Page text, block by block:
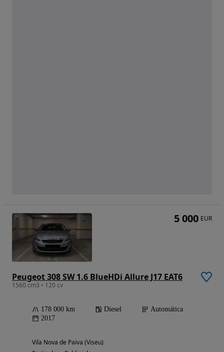
Peugeot 308 SW 1.6 BlueHDi Allure J17 EAT6
1560 cm3 • 120 cv
178 000 km Diesel
Automática
2017
Vila Nova de Paiva (Viseu)
5 000 EUR